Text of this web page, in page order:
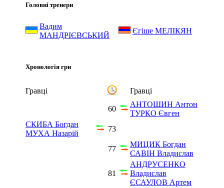
Головні тренери
Вадим
МАНДРІЄВСЬКИЙ
Єгіше МЕЛІКЯН
Хронологія гри
Гравці Гравці
60
АНТОШИН Антон
ТУРКО Євген
СКИБА Богдан
МУХА Назарій
73
77
МИЦИК Богдан
САВІН Владислав
81
АНДРУСЕНКО
Владислав
ЄСАУЛОВ Артем